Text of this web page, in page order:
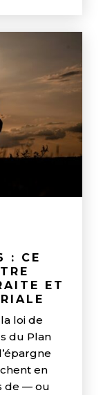
: CE
ET
loi de
du Plan
en
de — ou